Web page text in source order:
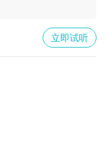
立即试听